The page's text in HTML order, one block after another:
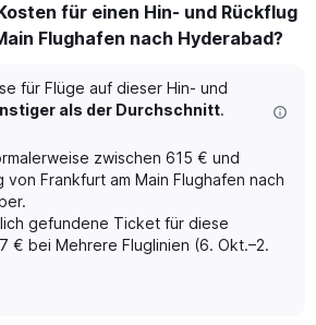
für einen Hin- und Rückflug
Flughafen nach Hyderabad?
für Flüge auf dieser Hin- und
als der Durchschnitt.
zwischen 615 € und
Frankfurt am Main Flughafen nach
gefundene Ticket für diese
€ bei Mehrere Fluglinien (6. Okt.–2.